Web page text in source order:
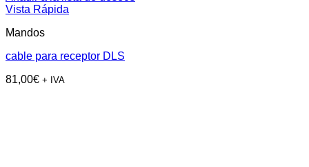
Vista Rápida
Mandos
cable para receptor DLS
81,00€ + IVA